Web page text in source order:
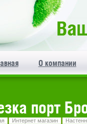
О компании
порт
Интернет магазин